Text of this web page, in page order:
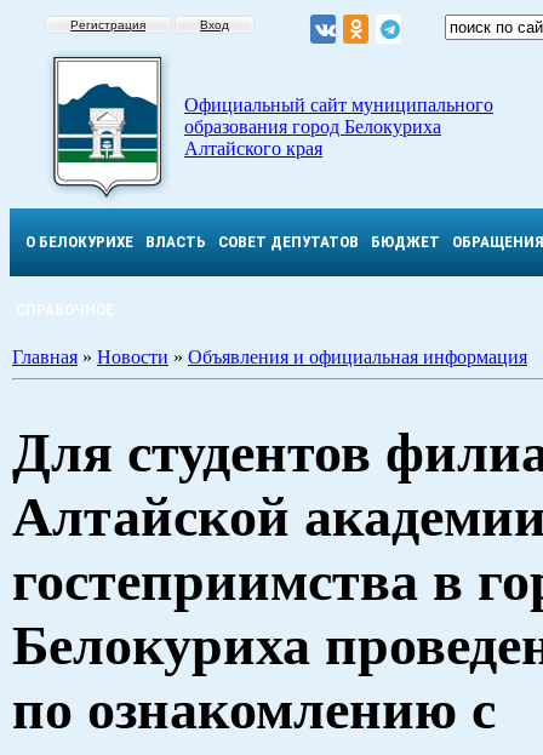
Регистрация Вход
Официальный сайт муниципального
образования город Белокуриха
Алтайского края
О БЕЛОКУРИХЕ ВЛАСТЬ СОВЕТ ДЕПУТАТОВ БЮДЖЕТ ОБРАЩЕНИЯ
СПРАВОЧНОЕ
Главная » Новости » Объявления и официальная информация
Для студентов
Алтайской
гостеприимства в
Белокуриха
по ознакомлению с